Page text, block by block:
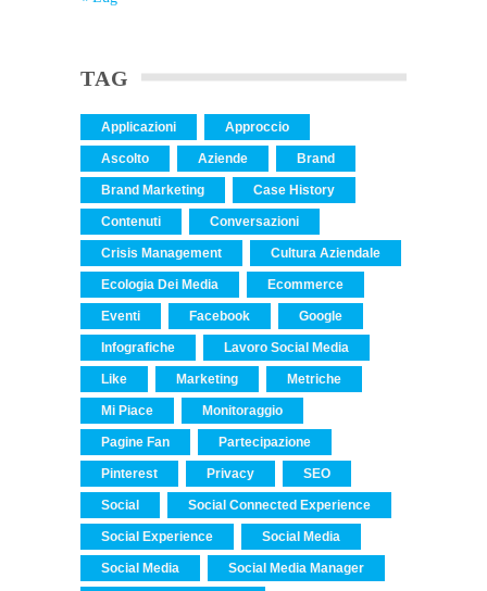
TAG
Applicazioni Approccio
Ascolto Aziende Brand
Brand Marketing Case History
Contenuti Conversazioni
Crisis Management Cultura Aziendale
Ecologia Dei Media Ecommerce
Eventi Facebook Google
Infografiche Lavoro Social Media
Like Marketing Metriche
Mi Piace Monitoraggio
Pagine Fan Partecipazione
Pinterest Privacy SEO
Social Social Connected Experience
Social Experience Social Media
Social Media Social Media Manager